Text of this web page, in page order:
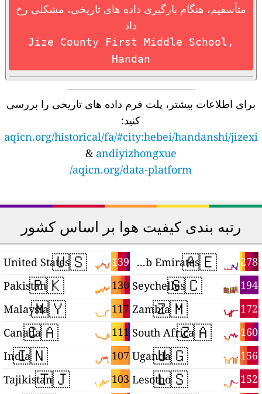
متأسفیم، هنگام بارگیری داده های تاریخی، مشکلی رخ
داد
Jize County First Middle School,
Handan
برای اطلاعات بیشتر، پلت فرم داده های تاریخی را بررسی
کنید:
aqicn.org/historical/fa/#city:hebei/handanshi/jizexi
andiyizhongxue
&
aqicn.org/data-platform/
رتبه بندی کیفیت هوا بر اساس کشور
🇦🇪 278
United Arab Emirates
🇸🇨 194
Seychelles
🇿🇲 172
Zambia
🇿🇦 160
South Africa
🇺🇬 156
Uganda
🇱🇸 152
Lesotho
🇺🇸 139
United States
🇵🇰 130
Pakistan
🇲🇾 117
Malaysia
🇨🇦 111
Canada
🇮🇳 107
India
🇹🇯 103
Tajikistan